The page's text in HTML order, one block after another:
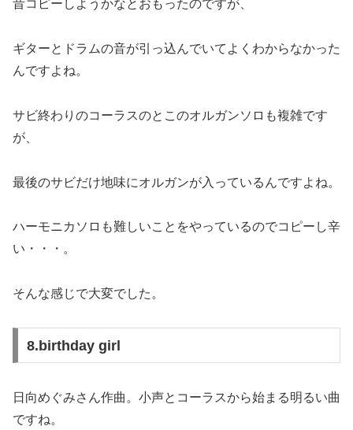
昔コピーしようかなとおもったのですが、
ギターとドラムの音が引っ込んでいてよくわからなかった
んですよね。
サビ終わりのコーラスのとこのオルガンソロも複雑です
が、
最後のサビだけ地味にオルガンが入っているんですよね。
ハーモニカソロも難しいことをやっているのでコピーし辛
い・・・。
そんな感じで大変でした。
8.birthday girl
日向めぐみさん作曲。小声とコーラスから始まる明るい曲
ですね。